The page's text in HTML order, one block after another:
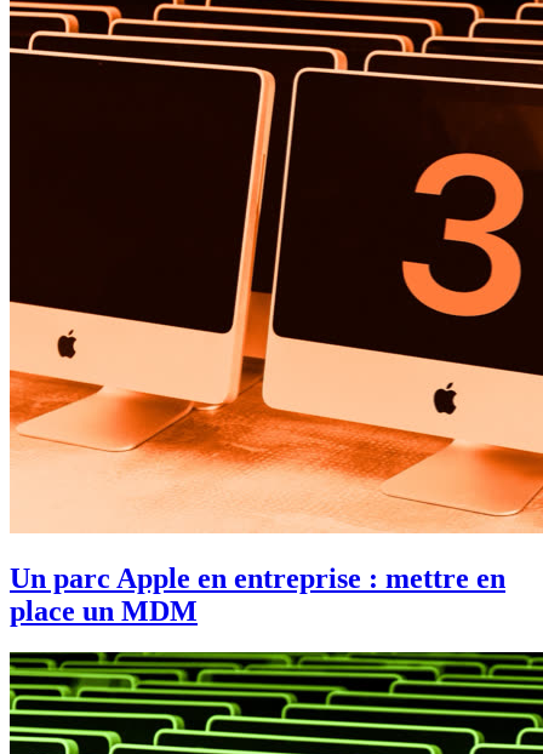
Un parc Apple en entreprise : mettre en
place un MDM